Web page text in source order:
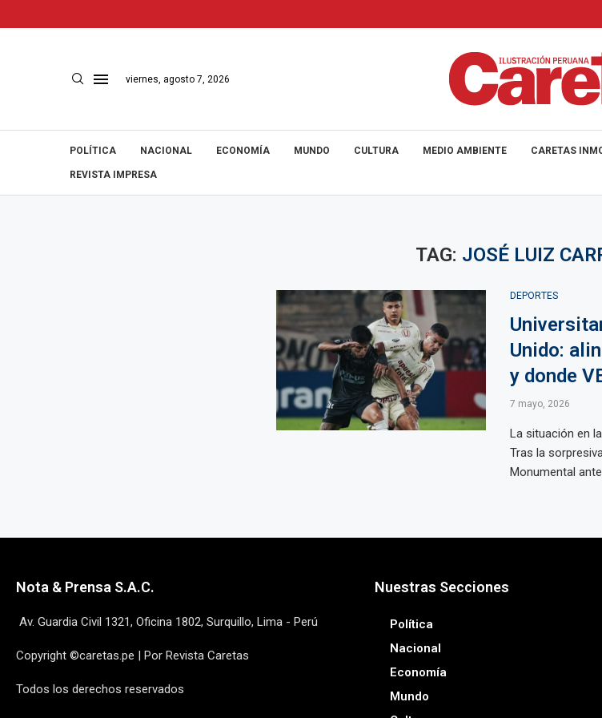
viernes, agosto 7, 2026
POLÍTICA NACIONAL ECONOMÍA MUNDO CULTURA MEDIO AMBIENTE CARETAS
REVISTA IMPRESA
TAG: JOSÉ LUIZ
DEPORTES
Unido:
y donde
7 mayo, 2026
La situación en
Tras la
Monumental
Nota & Prensa S.A.C.
Av. Guardia Civil 1321, Oficina 1802, Surquillo, Lima - Perú
Copyright ©caretas.pe | Por Revista Caretas
Todos los derechos reservados
Nuestras Secciones
Política
Nacional
Economía
Mundo